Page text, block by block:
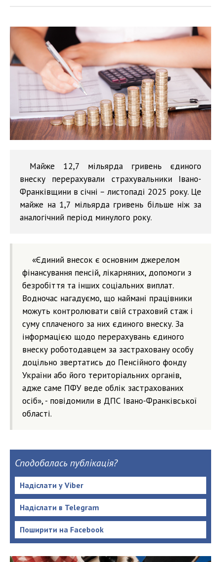
Майже 12,7 мільярда гривень єдиного
внеску перерахували страхувальники Івано-
Франківщини в січні – листопаді 2025 року. Це
майже на 1,7 мільярда гривень більше ніж за
аналогічний період минулого року.
«Єдиний внесок є основним джерелом
фінансування пенсій, лікарняних, допомоги з
безробіття та інших соціальних виплат.
Водночас нагадуємо, що наймані працівники
можуть контролювати свій страховий стаж і
суму сплаченого за них єдиного внеску. За
інформацією щодо перерахувань єдиного
внеску роботодавцем за застраховану особу
доцільно звертатись до Пенсійного фонду
України або його територіальних органів,
адже саме ПФУ веде облік застрахованих
осіб», - повідомили в ДПС Івано-Франківської
області.
Сподобалась публікація?
Надіслати у Viber
Надіслати в Telegram
Поширити на Facebook